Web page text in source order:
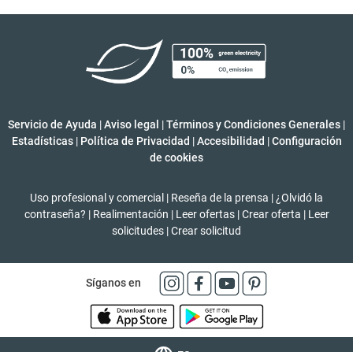
Servicio de Ayuda |Aviso legal |Términos y Condiciones Generales |
Estadísticas | Política de Privacidad | Accesibilidad | Configuración
de cookies
Uso profesional y comercial | Reseña de la prensa | ¿Olvidó la
contraseña? | Realimentación | Leer ofertas | Crear oferta | Leer
solicitudes |Crear solicitud
Síganos en